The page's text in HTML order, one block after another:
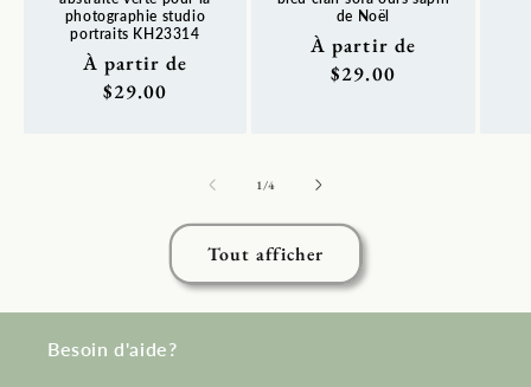
photographie studio
portraits KH23314
Prix
habituel
À partir de
$29.00
de Noël
Prix
habituel
À partir de
$29.00
1/de
4
Tout afficher
Besoin d'aide?